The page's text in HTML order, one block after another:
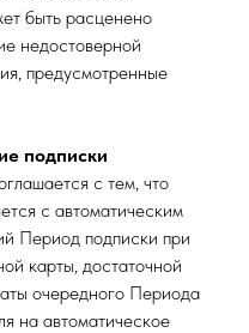
быть расценено
недостоверной
предусмотренные
подписки
с тем, что
с автоматическим
Период подписки при
карты, достаточной
очередного Периода
на автоматическое